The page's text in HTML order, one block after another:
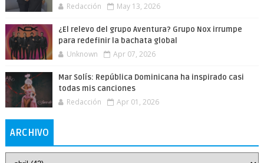
Redacción May 13, 2026
¿El relevo del grupo Aventura? Grupo Nox irrumpe
para redefinir la bachata global
Unknown Apr 07, 2026
Mar Solís: República Dominicana ha inspirado casi
todas mis canciones
Redacción Apr 01, 2026
ARCHIVO